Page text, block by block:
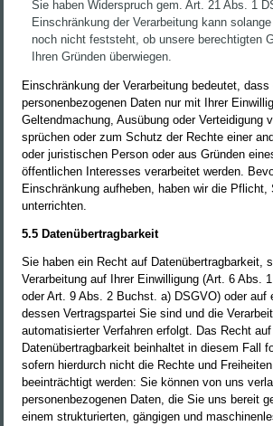
Sie haben Widerspruch gem. Art. 21 Abs. 1
Einschränkung der Verarbeitung kann
noch nicht feststeht, ob unsere berechtigten
Ihren Gründen überwiegen.
Einschränkung der Verarbeitung bedeutet, dass
personenbezogenen Daten nur mit Ihrer
Geltendmachung, Ausübung oder Verteidigung
sprüchen oder zum Schutz der Rechte einer
oder juristischen Person oder aus Gründen
öffentlichen Interesses verarbeitet werden.
Einschränkung aufheben, haben wir die Pflicht,
unterrichten.
5.5 Datenübertragbarkeit
Sie haben ein Recht auf Datenübertragbarkeit,
Verarbeitung auf Ihrer Einwilligung (Art. 6 Abs.
oder Art. 9 Abs. 2 Buchst. a) DSGVO) oder auf
dessen Vertragspartei Sie sind und die
automatisierter Verfahren erfolgt. Das Recht auf
Datenübertragbarkeit beinhaltet in diesem Fall
sofern hierdurch nicht die Rechte und
beeinträchtigt werden: Sie können von uns
personenbezogenen Daten, die Sie uns bereit
einem strukturierten, gängigen und